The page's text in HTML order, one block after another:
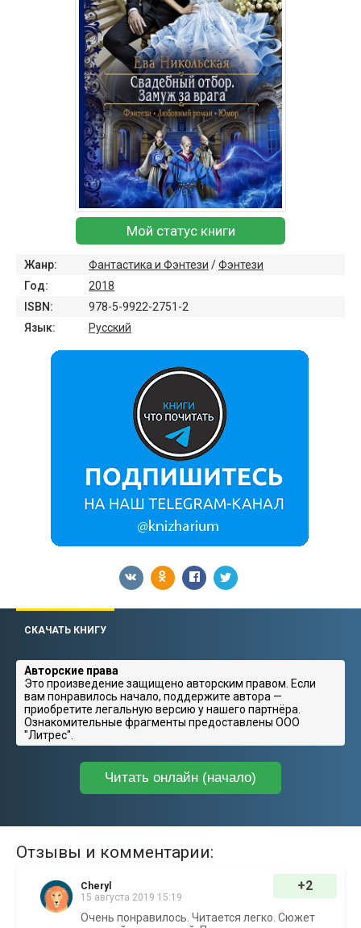
Мой статус книги
Жанр: Фантастика и Фэнтези /Фэнтези
Год:
2018
ISBN:
978-5-9922-2751-2
Язык:
Русский
СКАЧАТЬ КНИГУ
Авторские права
Это произведение защищено авторским правом. Если
вам понравилось начало, поддержите автора —
приобретите легальную версию у нашего партнёра.
Ознакомительные фрагменты предоставлены ООО
"Литрес".
Читать онлайн (начало)
Отзывы и комментарии:
Cheryl
15 августа 2019 15:19
+2
Очень понравилось. Читается легко. Сюжет